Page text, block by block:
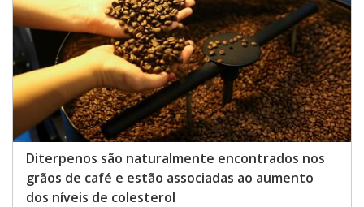
Diterpenos são naturalmente encontrados nos
grãos de café e estão associadas ao aumento
dos níveis de colesterol